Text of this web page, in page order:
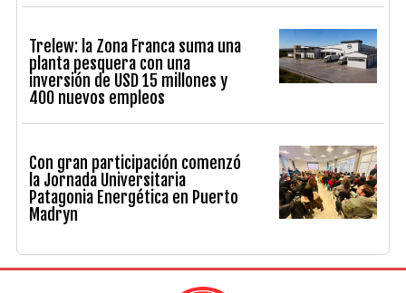
Trelew: la Zona Franca suma una
planta pesquera con una
inversión de USD 15 millones y
400 nuevos empleos
Con gran participación comenzó
la Jornada Universitaria
Patagonia Energética en Puerto
Madryn